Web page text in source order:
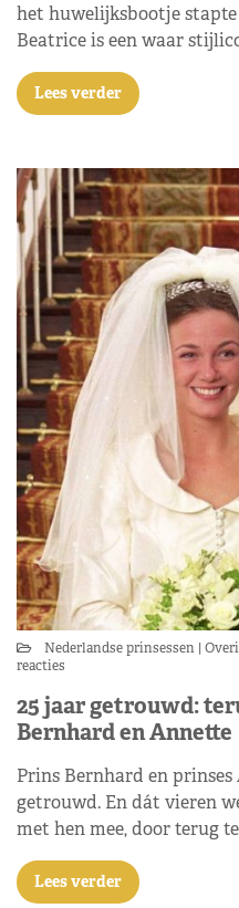
het huwelijksbootje
Beatrice is een waar
Lees verder
Nederlandse prinsessen
reacties
25 jaar getrouwd:
Bernhard en Annette
Prins Bernhard en
getrouwd. En dát vieren
met hen mee, door terug
Lees verder